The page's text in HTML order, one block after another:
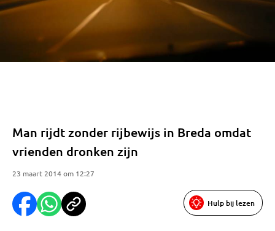
Man rijdt zonder rijbewijs in Breda omdat
vrienden dronken zijn
23 maart 2014 om 12:27
Hulp bij lezen